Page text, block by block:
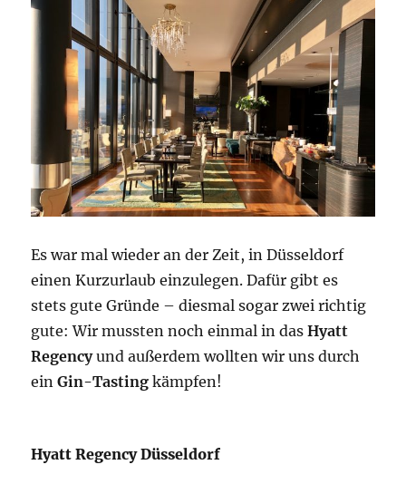
Es war mal wieder an der Zeit, in Düsseldorf
einen Kurzurlaub einzulegen. Dafür gibt es
stets gute Gründe – diesmal sogar zwei richtig
gute: Wir mussten noch einmal in dasHyatt
Regencyund außerdem wollten wir uns durch
einGin-Tasting kämpfen!
Hyatt Regency Düsseldorf